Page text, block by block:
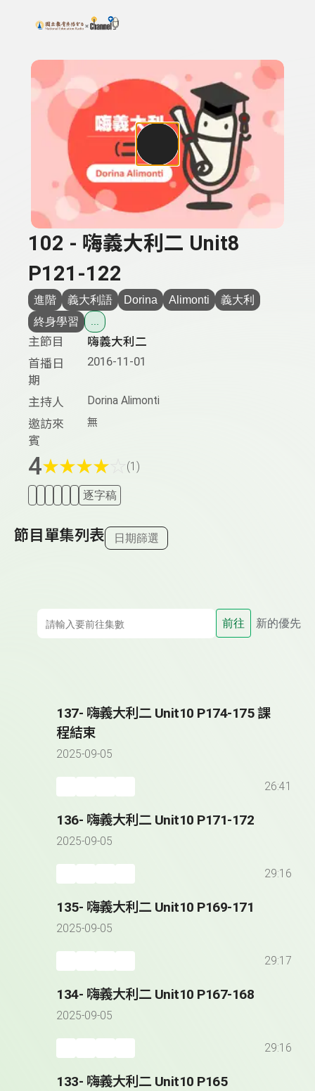
上方功能區塊
搜尋關鍵字：可輸入節目名稱、主持人或關鍵字
102 - 嗨義大利二 Unit8
P121-122
進階 義大利語 Dorina Alimonti
義大利
終身學習
...
主節目
嗨義大利二
首播日
期
2016-11-01
主持人 Dorina Alimonti
邀訪來
賓
無
4★★★★ (1)
逐字稿
節目單集列表 日期篩選
前往 新的優先
137- 嗨義大利二 Unit10 P174-175 課
程結束
2025-09-05
26:41
136- 嗨義大利二 Unit10 P171-172
2025-09-05
29:16
135- 嗨義大利二 Unit10 P169-171
2025-09-05
29:17
134- 嗨義大利二 Unit10 P167-168
2025-09-05
29:16
133- 嗨義大利二 Unit10 P165